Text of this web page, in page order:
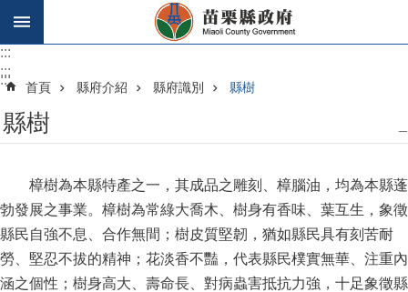
跳到主要內容區塊
:::
:::
::: 首頁 縣府介紹 縣府識別 縣樹
縣樹
樟樹為本縣特產之一，其成品之雕刻、樟腦油，均為本縣蓬
勃發展之事業。樟樹為常綠大喬木、樹身有香味、葉互生，象徵
縣民自強不息、合作無間；樹皮質堅韌，猶如縣民具有刻苦耐
勞、堅忍不拔的精神；花淡香不豔，代表縣民樸實無華、注重內
涵之個性；樹身高大、壽命長、對病蟲害抵抗力強，十足象徵縣